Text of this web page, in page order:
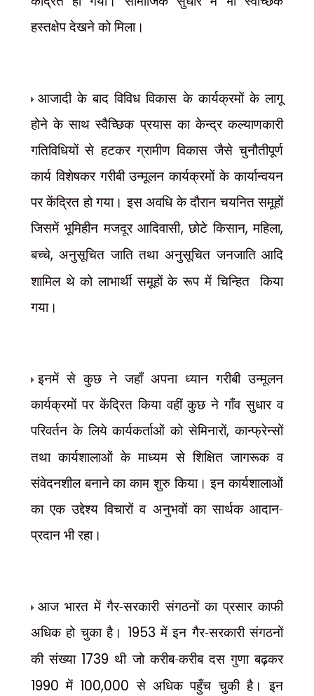
हस्तक्षेप देखने को मिला।
आजादी के बाद विविध विकास के कार्यक्रमों के लागू
होने के साथ स्वैच्छिक प्रयास का केन्द्र कल्याणकारी
गतिविधियों से हटकर ग्रामीण विकास जैसे चुनौतीपूर्ण
कार्य विशेषकर गरीबी उन्मूलन कार्यक्रमों के कार्यान्वयन
पर केंद्रित हो गया। इस अवधि के दौरान चयनित समूहों
जिसमें भूमिहीन मजदूर आदिवासी,छोटे किसान,महिला,
बच्चे,अनुसूचित जाति तथा अनुसूचित जनजाति आदि
शामिल थे को लाभार्थी समूहों के रूप में चिन्हित किया
गया।
इनमें से कुछ ने जहाँ अपना ध्यान गरीबी उन्मूलन
कार्यक्रमों पर केंद्रित किया वहीं कुछ ने गाँव सुधार व
परिवर्तन के लिये कार्यकर्ताओं को सेमिनारों,कान्फ्रेन्सों
तथा कार्यशालाओं के माध्यम से शिक्षित जागरूक व
संवेदनशील बनाने का काम शुरु किया। इन कार्यशालाओं
का एक उद्देश्य विचारों व अनुभवों का सार्थक आदान-
प्रदान भी रहा।
आज भारत में गैर-सरकारी संगठनों का प्रसार काफी
अधिक हो चुका है। 1953 में इन गैर-सरकारी संगठनों
की संख्या 1739 थी जो करीब-करीब दस गुणा बढ़कर
1990 में 100,000 से अधिक पहुँच चुकी है। इन